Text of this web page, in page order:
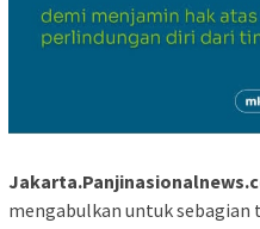
mengabulkan untuk